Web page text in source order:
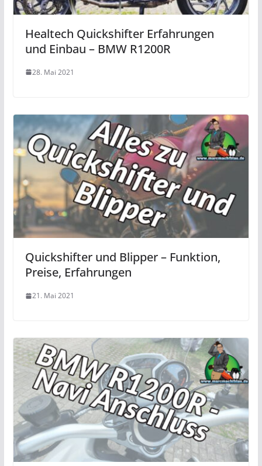
Healtech Quickshifter Erfahrungen
und Einbau – BMW R1200R
28. Mai 2021
Quickshifter und Blipper – Funktion,
Preise, Erfahrungen
21. Mai 2021